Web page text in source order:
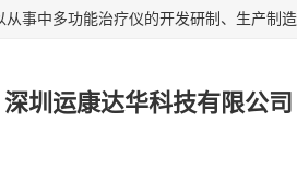
深圳运康达华科技有限公司